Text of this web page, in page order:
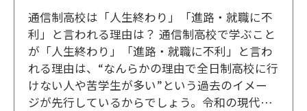
通信制高校は「人生終わり」「進路・就職に不
利」と言われる理由は？ 通信制高校で学ぶこと
が「人生終わり」「進路・就職に不利」と言わ
れる理由は、“なんらかの理由で全日制高校に行
けない人や苦学生が多い”という過去のイメー
ジが先行しているからでしょう。令和の現代で